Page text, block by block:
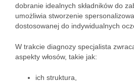
dobranie idealnych składników do
umożliwia stworzenie
dostosowanej do indywidualnych
W trakcie diagnozy specjalista
aspekty włosów, takie jak:
ich struktura,